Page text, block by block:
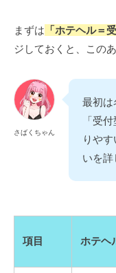
まずは 「ホテヘル＝
ジしておくと、この
さばくちゃん
最初は
「受
りや
いを詳
項目 ホテヘ